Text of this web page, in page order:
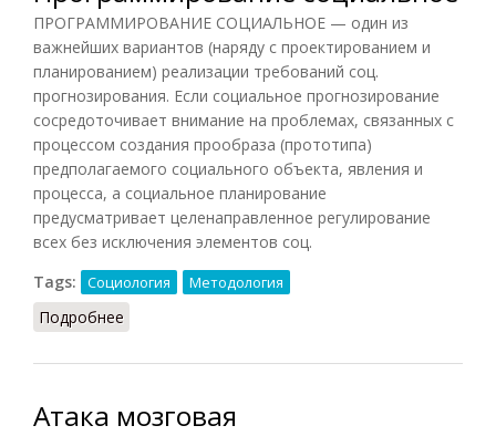
ПРОГРАММИРОВАНИЕ СОЦИАЛЬНОЕ — один из
важнейших вариантов (наряду с проектированием и
планированием) реализации требований соц.
прогнозирования. Если социальное прогнозирование
сосредоточивает внимание на проблемах, связанных с
процессом создания прообраза (прототипа)
предполагаемого социального объекта, явления и
процесса, а социальное планирование
предусматривает целенаправленное регулирование
всех без исключения элементов соц.
Tags:
Социология Методология
Подробнее
Атака мозговая